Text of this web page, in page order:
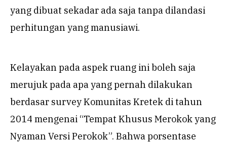
yang dibuat sekadar ada saja tanpa dilandasi
perhitungan yang manusiawi.
Kelayakan pada aspek ruang ini boleh saja
merujuk pada apa yang pernah dilakukan
berdasar survey Komunitas Kretek di tahun
2014 mengenai “Tempat Khusus Merokok yang
Nyaman Versi Perokok”. Bahwa porsentase